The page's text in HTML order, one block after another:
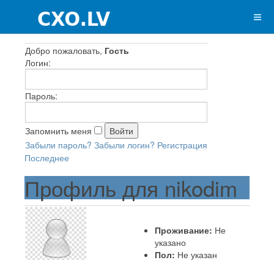
Добро пожаловать, Гость
Логин:
Пароль:
Запомнить меня
Забыли пароль? Забыли логин? Регистрация
Последнее
Профиль для nikodim
Проживание: Не
указано
Пол: Не указан